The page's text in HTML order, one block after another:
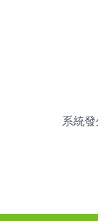
系統